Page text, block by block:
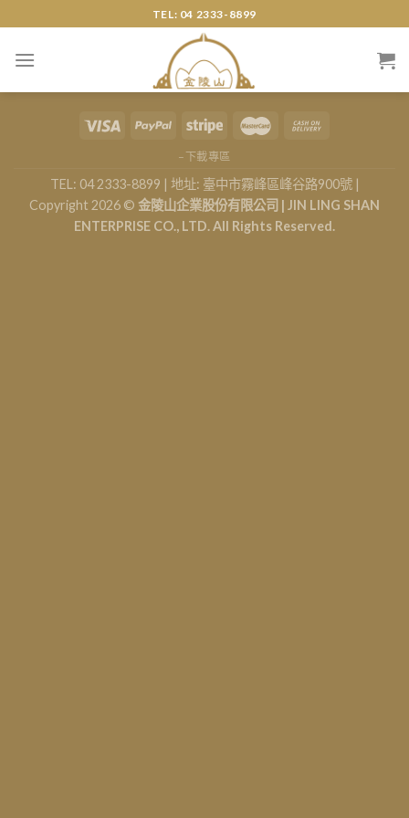
to
content
TEL: 04 2333-8899
–下載專區
TEL: 04 2333-8899 | 地址: 臺中市霧峰區峰谷路900號 |
Copyright 2026 © 金陵山企業股份有限公司 | JIN LING SHAN
ENTERPRISE CO., LTD. All Rights Reserved.